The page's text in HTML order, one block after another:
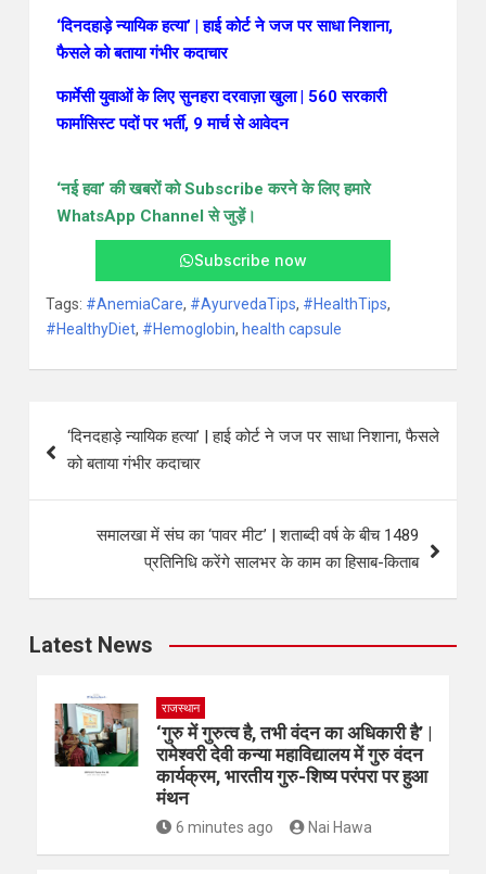
‘दिनदहाड़े न्यायिक हत्या’ | हाई कोर्ट ने जज पर साधा निशाना,
फैसले को बताया गंभीर कदाचार
फार्मेसी युवाओं के लिए सुनहरा दरवाज़ा खुला | 560 सरकारी
फार्मासिस्ट पदों पर भर्ती, 9 मार्च से आवेदन
‘नई हवा’ की खबरों को Subscribe करने के लिए हमारे
WhatsApp Channel से जुड़ें।
Subscribe now
Tags: #AnemiaCare, #AyurvedaTips, #HealthTips,
#HealthyDiet, #Hemoglobin, health capsule
‘दिनदहाड़े न्यायिक हत्या’ | हाई कोर्ट ने जज पर साधा निशाना, फैसले
को बताया गंभीर कदाचार
समालखा में संघ का ‘पावर मीट’ | शताब्दी वर्ष के बीच 1489
प्रतिनिधि करेंगे सालभर के काम का हिसाब-किताब
Latest News
राजस्थान
‘गुरु में गुरुत्व है, तभी वंदन का अधिकारी है’ |
रामेश्वरी देवी कन्या महाविद्यालय में गुरु वंदन
कार्यक्रम, भारतीय गुरु-शिष्य परंपरा पर हुआ
मंथन
6 minutes ago Nai Hawa